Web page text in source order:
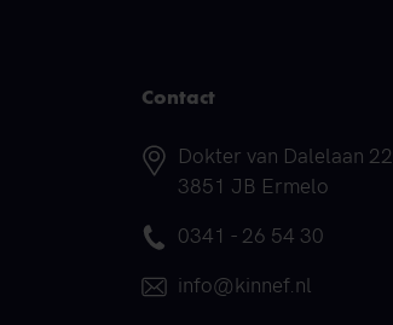
Contact
Adres
Dokter van Dalelaan 22
3851 JB Ermelo
Telefoonnummer
0341 - 26 54 30
E-mail
info@kinnef.nl